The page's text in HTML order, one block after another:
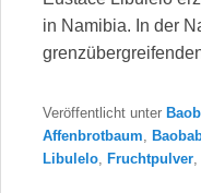
in Namibia. In der
Veröffentlicht unter
Affenbrotbaum
Libulelo
Fruchtpulver